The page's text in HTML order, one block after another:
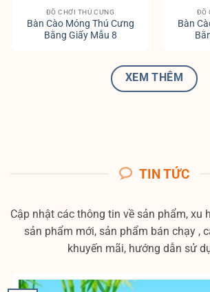
ĐỒ CHƠI THÚ CƯNG
Bàn Cào Móng Thú Cưng
Bằng Giấy Mẫu 8
ĐỒ
Bàn
XEM THÊM
TIN TỨC
Cập nhật các thông tin về sản phẩm, xu
sản phẩm mới, sản phẩm bán chạy ,
khuyến mãi, hướng dẫn sử